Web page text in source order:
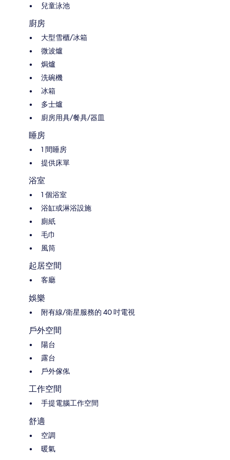
兒童泳池
廚房
大型雪櫃/冰箱
微波爐
焗爐
洗碗機
冰箱
多士爐
廚房用具/餐具/器皿
睡房
1 間睡房
提供床單
浴室
1 個浴室
浴缸或淋浴設施
廁紙
毛巾
風筒
起居空間
客廳
娛樂
附有線/衛星服務的 40 吋電視
戶外空間
陽台
露台
戶外傢俬
工作空間
手提電腦工作空間
舒適
空調
暖氣